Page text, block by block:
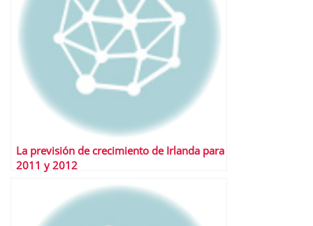
La previsión de crecimiento de Irlanda para
2011 y 2012